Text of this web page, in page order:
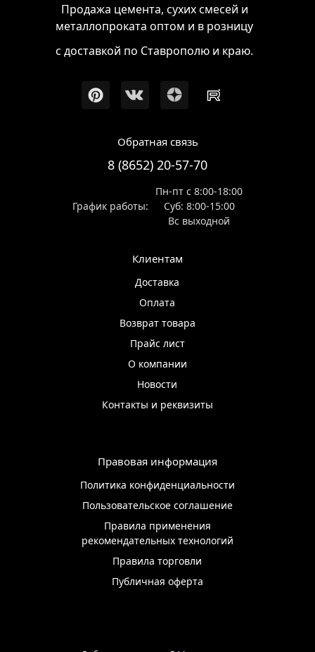
Продажа цемента, сухих смесей и
металлопроката оптом и в розницу
с доставкой по Ставрополю и краю.
Обратная связь
8 (8652) 20-57-70
График работы:
Пн-пт с 8:00-18:00
Суб: 8:00-15:00
Вс выходной
Клиентам
Доставка
Оплата
Возврат товара
Прайс лист
О компании
Новости
Контакты и реквизиты
Правовая информация
Политика конфиденциальности
Пользовательское соглашение
Правила применения
рекомендательных технологий
Правила торговли
Публичная оферта